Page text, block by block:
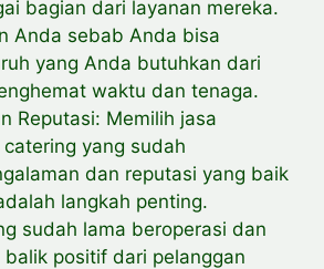
bagian dari layanan mereka.
Anda sebab Anda bisa
yang Anda butuhkan dari
waktu dan tenaga.
Reputasi: Memilih jasa
yang sudah
dan reputasi yang baik
langkah penting.
sudah lama beroperasi dan
balik positif dari pelanggan